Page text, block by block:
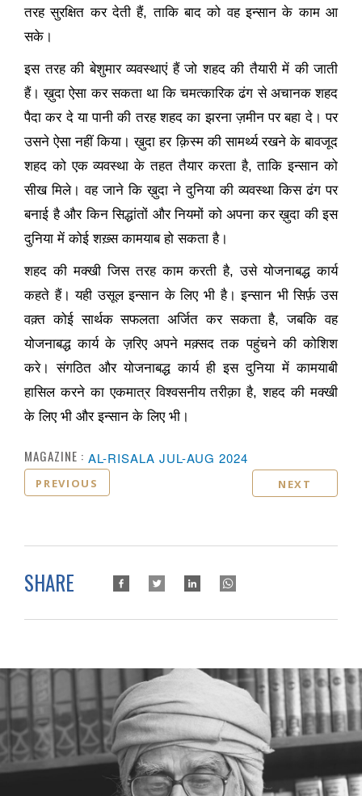
तरह सुरक्षित कर देती हैं,ताकि बाद को वह इन्सान के काम आ
सके।
इस तरह की बेशुमार व्यवस्थाएं हैं जो शहद की तैयारी में की जाती
हैं। ख़ुदा ऐसा कर सकता था कि चमत्कारिक ढंग से अचानक शहद
पैदा कर दे या पानी की तरह शहद का झरना ज़मीन पर बहा दे। पर
उसने ऐसा नहीं किया। ख़ुदा हर क़िस्म की सामर्थ्य रखने के बावजूद
शहद को एक व्यवस्था के तहत तैयार करता है,ताकि इन्सान को
सीख मिले। वह जाने कि ख़ुदा ने दुनिया की व्यवस्था किस ढंग पर
बनाई है और किन सिद्धांतों और नियमों को अपना कर ख़ुदा की इस
दुनिया में कोई शख़्स कामयाब हो सकता है।
शहद की मक्खी जिस तरह काम करती है,उसेयोजनाबद्ध कार्य
कहते हैं। यही उसूल इन्सान के लिए भी है। इन्सान भी सिर्फ़ उस
वक़्त कोई सार्थक सफलता अर्जित कर सकता है,जबकि वह
योजनाबद्ध कार्यके ज़रिए अपने मक़्सद तक पहुंचने की कोशिश
करे। संगठित और योजनाबद्ध कार्य ही इस दुनिया में कामयाबी
हासिल करने का एकमात्र विश्वसनीय तरीक़ा है,शहद की मक्खी
के लिए भी और इन्सान के लिए भी।
MAGAZINE : AL-RISALA JUL-AUG 2024
PREVIOUS NEXT
SHARE